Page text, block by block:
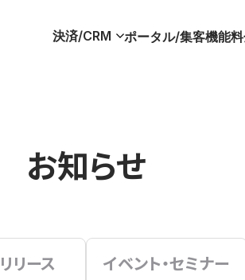
決済/CRM ポータル/集客機能
お知らせ
リース イベント・セミナー